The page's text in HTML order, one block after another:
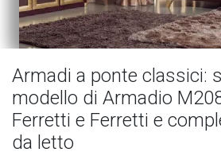
Armadi a ponte classici:
modello di Armadio
Ferretti e Ferretti e
da letto